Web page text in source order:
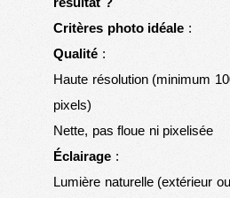
Critères photo idéale :
Qualité :
Haute résolution (minimum
pixels)
Nette, pas floue ni pixelisée
Éclairage :
Lumière naturelle (extérieur